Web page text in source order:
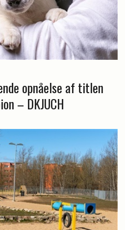
opnåelse af titlen
– DKJUCH